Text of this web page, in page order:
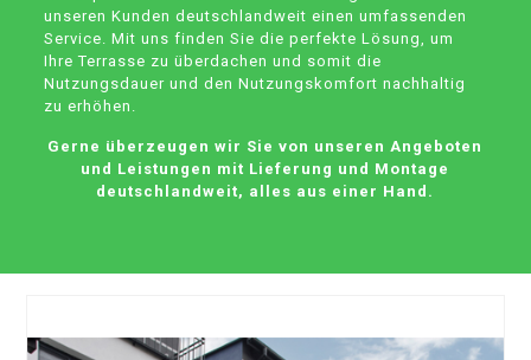
unseren Kunden deutschlandweit einen umfassenden
Service. Mit uns finden Sie die perfekte Lösung, um
Ihre Terrasse zu überdachen und somit die
Nutzungsdauer und den Nutzungskomfort nachhaltig
zu erhöhen.
Gerne überzeugen wir Sie von unseren Angeboten
und Leistungen mit Lieferung und Montage
deutschlandweit, alles aus einer Hand.